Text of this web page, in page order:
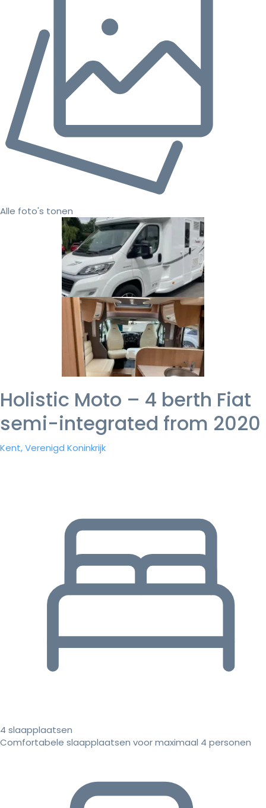
Alle foto's tonen
Holistic Moto – 4 berth Fiat
semi-integrated from 2020
Kent, Verenigd Koninkrijk
4 slaapplaatsen
Comfortabele slaapplaatsen voor maximaal 4 personen